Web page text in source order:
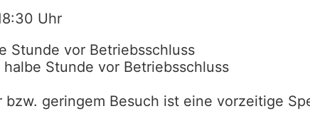
Uhr
Stunde vor Betriebsschluss
halbe Stunde vor Betriebsschluss
geringem Besuch ist eine vorzeitige